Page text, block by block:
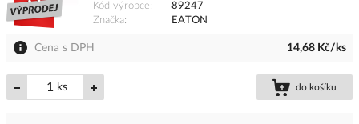
Kód výrobce
89247
Značka
EATON
Cena s DPH 14,68 Kč/ks
ks do košíku